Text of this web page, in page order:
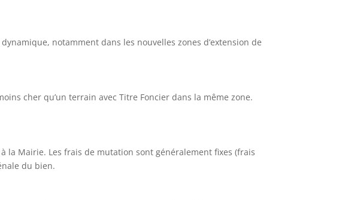
notamment dans les nouvelles zones d’extension de
cher qu’un terrain avec Titre Foncier dans la même zone.
la Mairie. Les frais de mutation sont généralement fixes (frais
du bien.